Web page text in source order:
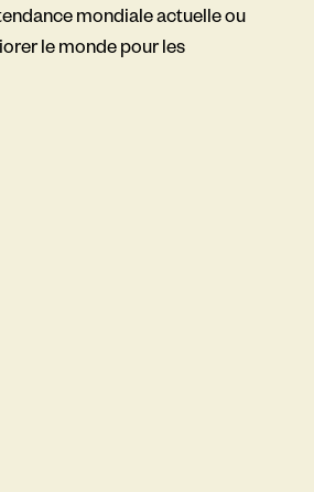
mondiale actuelle ou
le monde pour les